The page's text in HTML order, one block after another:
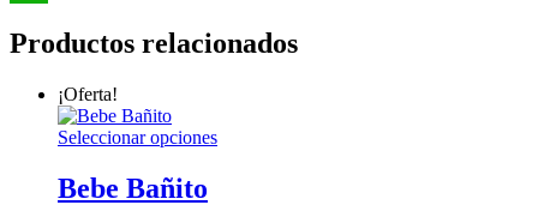
Productos relacionados
¡Oferta!
Seleccionar opcionesEste
Bebe Bañito